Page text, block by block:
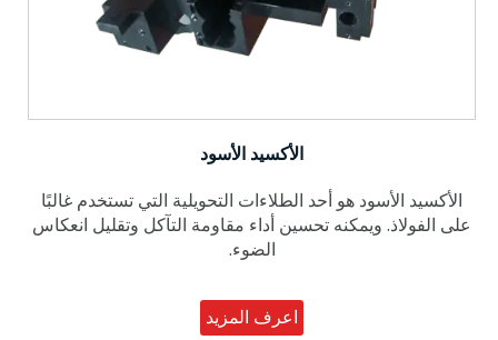
الأكسيد الأسود
الأكسيد الأسود هو أحد الطلاءات التحويلية التي تستخدم غالبًا
على الفولاذ. ويمكنه تحسين أداء مقاومة التآكل وتقليل انعكاس
الضوء.
اعرف المزيد